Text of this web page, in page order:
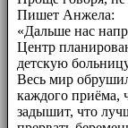
Пишет Анжела:
«Дальше нас
Центр
детскую
Весь мир
каждого приёма,
задышит, что